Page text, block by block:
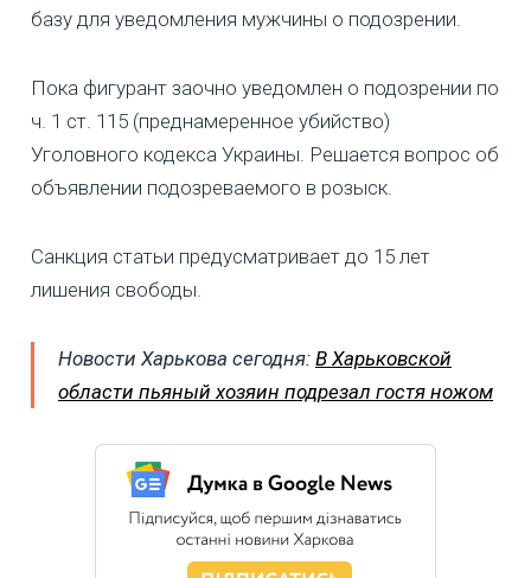
базу для уведомления мужчины о подозрении.
Пока фигурант заочно уведомлен о подозрении по
ч. 1 ст. 115 (преднамеренное убийство)
Уголовного кодекса Украины. Решается вопрос об
объявлении подозреваемого в розыск.
Санкция статьи предусматривает до 15 лет
лишения свободы.
Новости Харькова сегодня: В Харьковской
области пьяный хозяин подрезал гостя ножом